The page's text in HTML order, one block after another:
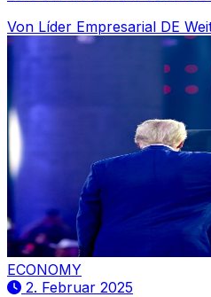
Von Líder Empresarial DE
ECONOMY
2. Februar 2025